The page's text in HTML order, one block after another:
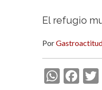
El refugio
Por
W F